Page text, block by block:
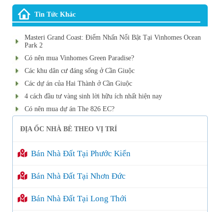
Tin Tức Khác
Masteri Grand Coast: Điểm Nhấn Nổi Bật Tại Vinhomes Ocean
Park 2
Có nên mua Vinhomes Green Paradise?
Các khu dân cư đáng sống ở Cần Giuộc
Các dự án của Hai Thành ở Cần Giuộc
4 cách đầu tư vàng sinh lời hữu ích nhất hiện nay
Có nên mua dự án The 826 EC?
ĐỊA ỐC NHÀ BÈ THEO VỊ TRÍ
Bán Nhà Đất Tại Phước Kiển
Bán Nhà Đất Tại Nhơn Đức
Bán Nhà Đất Tại Long Thới